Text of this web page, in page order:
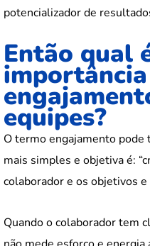
potencializador de
Então qual
equipes?
O termo engajamento pode
mais simples e objetiva é:
colaborador e os objetivos
Quando o colaborador tem